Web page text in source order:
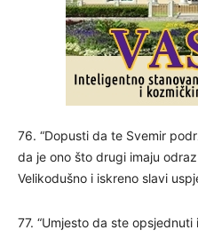
76. “Dopusti da te Svemir
da je ono što drugi imaju
Velikodušno i iskreno slavi
77. “Umjesto da ste